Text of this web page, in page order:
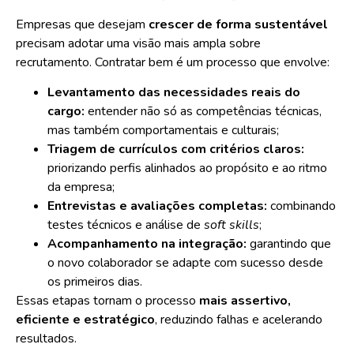
Empresas que desejam crescer de forma sustentável
precisam adotar uma visão mais ampla sobre
recrutamento. Contratar bem é um processo que envolve:
Levantamento das necessidades reais do
cargo: entender não só as competências técnicas,
mas também comportamentais e culturais;
Triagem de currículos com critérios claros:
priorizando perfis alinhados ao propósito e ao ritmo
da empresa;
Entrevistas e avaliações completas: combinando
testes técnicos e análise de soft skills;
Acompanhamento na integração: garantindo que
o novo colaborador se adapte com sucesso desde
os primeiros dias.
Essas etapas tornam o processo mais assertivo,
eficiente e estratégico, reduzindo falhas e acelerando
resultados.